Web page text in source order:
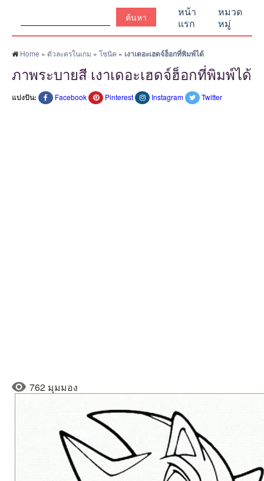
หน้า
แรก
หมวด
หมู่
Home » ตัวละครในเกม » โซนิค » เงาเดอะเฮดจ์ฮ็อกที่พิมพ์ได้
ภาพระบายสี เงาเดอะเฮดจ์ฮ็อกที่พิมพ์ได้
แบ่งปัน: Facebook Pinterest Instagram Twitter
762 มุมมอง